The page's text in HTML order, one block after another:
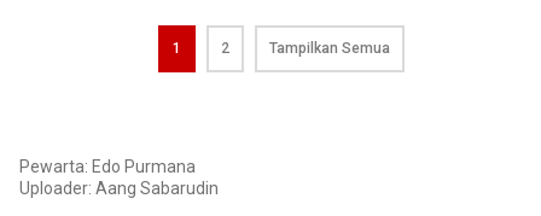
1 2 Tampilkan Semua
Pewarta: Edo Purmana
Uploader: Aang Sabarudin